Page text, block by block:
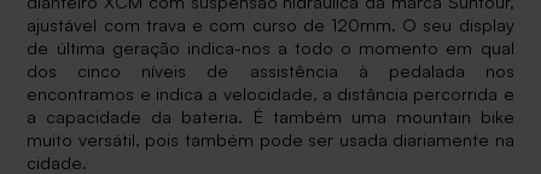
ajustável com trava e com curso de 120mm. O seu display
de última geração indica-nos a todo o momento em qual
dos cinco níveis de assistência à pedalada nos
encontramos e indica a velocidade, a distância percorrida e
a capacidade da bateria. É também uma mountain bike
muito versátil, pois também pode ser usada diariamente na
cidade.